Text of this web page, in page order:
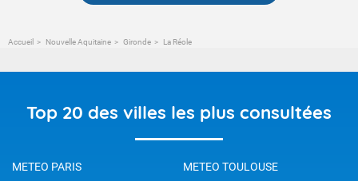
Accueil Nouvelle Aquitaine Gironde La Réole
Top 20 des villes les plus consultées
METEO PARIS
METEO TOULOUSE